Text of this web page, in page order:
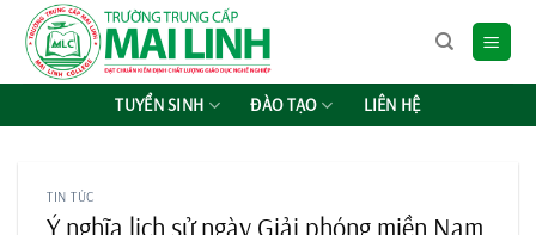
Chuyển
đến
TUYỂN SINH ĐÀO TẠO LIÊN HỆ
TIN TỨC
Ý nghĩa lịch sử ngày Giải phóng miền Nam